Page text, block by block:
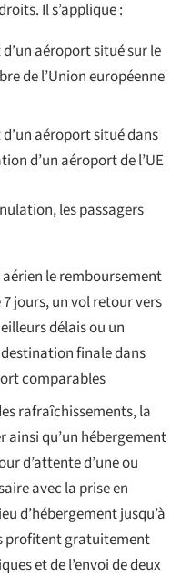
Il s’applique :
aéroport situé sur le
de l’Union européenne
aéroport situé dans
d’un aéroport de l’UE
les passagers
le remboursement
jours, un vol retour vers
délais ou un
finale dans
comparables
rafraîchissements, la
ainsi qu’un hébergement
d’attente d’une ou
avec la prise en
d’hébergement jusqu’à
profitent gratuitement
et de l’envoi de deux